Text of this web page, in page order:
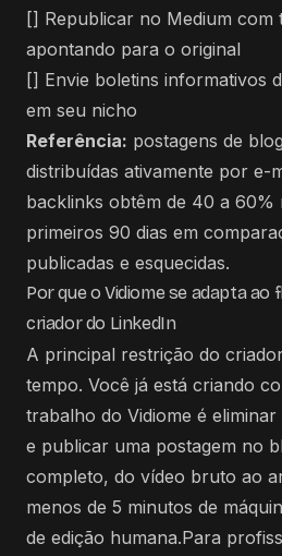
[] Republicar no Medium com
apontando para o original
[] Envie boletins informativos
em seu nicho
Referência: postagens de
distribuídas ativamente por e-
backlinks obtêm de 40 a 60%
primeiros 90 dias em
publicadas e esquecidas.
Por que o Vidiome se adapta ao
criador do LinkedIn
A principal restrição do
tempo. Você já está criando
trabalho do Vidiome é
e publicar uma postagem no
completo, do vídeo bruto ao
menos de 5 minutos de
de edição humana.Para